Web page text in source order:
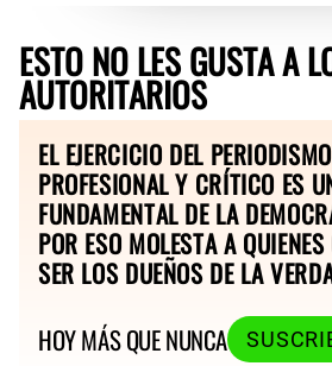
ESTO NO LES GUSTA A
AUTORITARIOS
EL EJERCICIO DEL PERIODISMO
PROFESIONAL Y CRÍTICO ES
FUNDAMENTAL DE LA
POR ESO MOLESTA A QUIENES
SER LOS DUEÑOS DE LA
HOY MÁS QUE NUNCA